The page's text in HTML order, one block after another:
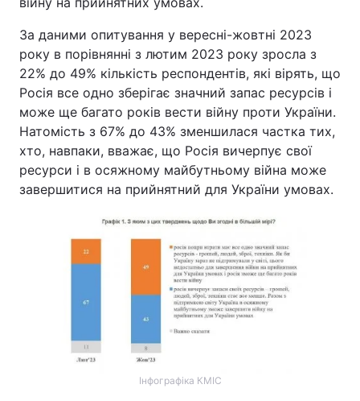
За даними опитування у вересні-жовтні 2023
року в порівнянні з лютим 2023 року зросла з
22% до 49% кількість респондентів, які вірять, що
Росія все одно зберігає значний запас ресурсів і
може ще багато років вести війну проти України.
Натомість з 67% до 43% зменшилася частка тих,
хто, навпаки, вважає, що Росія вичерпує свої
ресурси і в осяжному майбутньому війна може
завершитися на прийнятний для України умовах.
Інфографіка КМІС